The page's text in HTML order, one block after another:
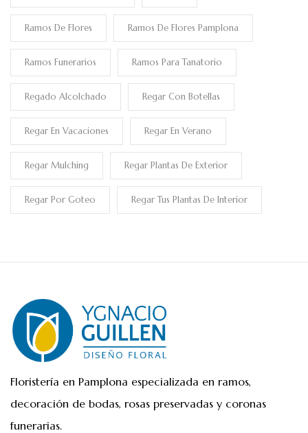
Ramos De Flores Ramos De Flores Pamplona
Ramos Funerarios Ramos Para Tanatorio
Regado Alcolchado Regar Con Botellas
Regar En Vacaciones Regar En Verano
Regar Mulching Regar Plantas De Exterior
Regar Por Goteo Regar Tus Plantas De Interior
Floristería en Pamplona especializada en ramos,
decoración de bodas, rosas preservadas y coronas
funerarias.